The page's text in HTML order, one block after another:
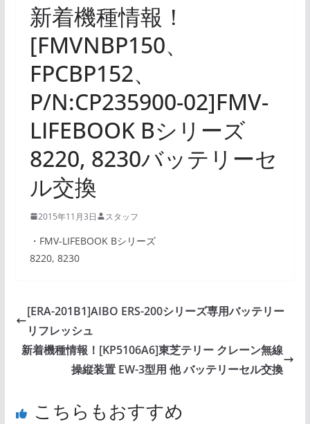
新着機種情報！
[FMVNBP150、
FPCBP152、
P/N:CP235900-02]FMV-
LIFEBOOK Bシリーズ
8220, 8230バッテリーセ
ル交換
2015年11月3日 スタッフ
・FMV-LIFEBOOK Bシリーズ
8220, 8230
[ERA-201B1]AIBO ERS-200シリーズ専用バッテリー
リフレッシュ
新着機種情報！[KP5106A6]東芝テリー クレーン無線
操縦装置 EW-3型用 他 バッテリーセル交換
こちらもおすすめ